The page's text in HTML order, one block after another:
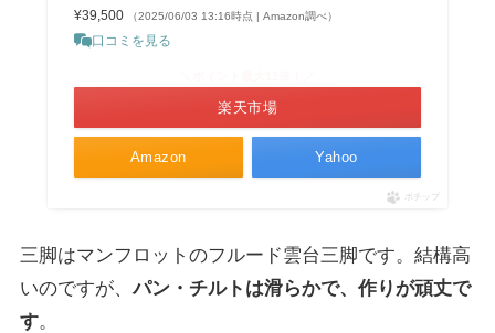
¥39,500
（2025/06/03 13:16時点 | Amazon調べ）
口コミを見る
Amazon
楽天市場
Yahoo
ポチップ
三脚はマンフロットのフルード雲台三脚です。結構高
いのですが、パン・チルトは滑らかで、 作りが頑丈で
す。